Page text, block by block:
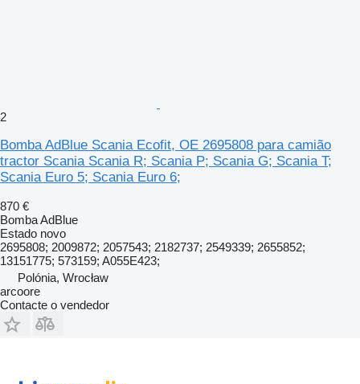
2
Bomba AdBlue Scania Ecofit, OE 2695808 para camião
tractor Scania Scania R; Scania P; Scania G; Scania T;
Scania Euro 5; Scania Euro 6;
870 €
Bomba AdBlue
Estado novo
2695808; 2009872; 2057543; 2182737; 2549339; 2655852;
13151775; 573159; A055E423;
Polónia, Wrocław
arcoore
Contacte o vendedor